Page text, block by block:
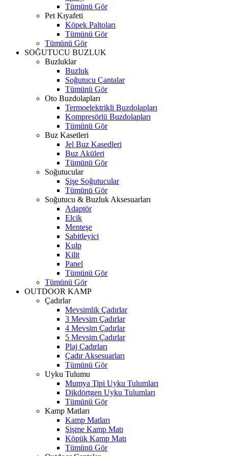
Tümünü Gör
Pet Kıyafeti
Köpek Paltoları
Tümünü Gör
Tümünü Gör
SOĞUTUCU BUZLUK
Buzluklar
Buzluk
Soğutucu Çantalar
Tümünü Gör
Oto Buzdolapları
Termoelektrikli Buzdolapları
Kompresörlü Buzdolapları
Tümünü Gör
Buz Kasetleri
Jel Buz Kasedleri
Buz Aküleri
Tümünü Gör
Soğutucular
Şişe Soğutucular
Tümünü Gör
Soğutucu & Buzluk Aksesuarları
Adaptör
Elcik
Menteşe
Sabitleyici
Kulp
Kilit
Panel
Tümünü Gör
Tümünü Gör
OUTDOOR KAMP
Çadırlar
Mevsimlik Çadırlar
3 Mevsim Çadırlar
4 Mevsim Çadırlar
5 Mevsim Çadırlar
Plaj Çadırları
Çadır Aksesuarları
Tümünü Gör
Uyku Tulumu
Mumya Tipi Uyku Tulumları
Dikdörtgen Uyku Tulumları
Tümünü Gör
Kamp Matları
Kamp Matları
Şişme Kamp Matı
Köpük Kamp Matı
Tümünü Gör